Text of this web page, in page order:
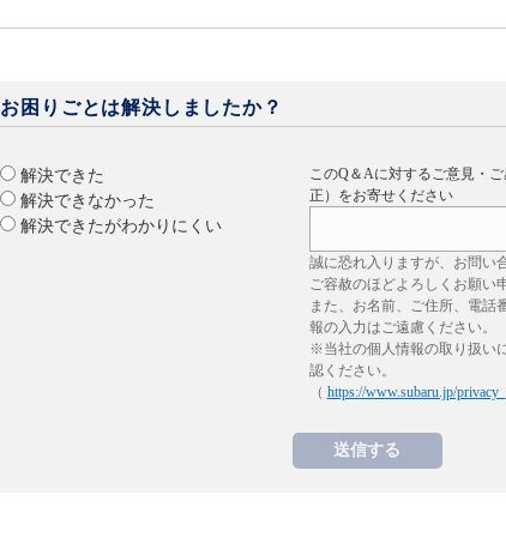
お困りごとは解決しましたか？
解決できた
解決できなかった
解決できたがわかりにくい
このQ＆Aに対するご意見・
正）をお寄せください
誠に恐れ入りますが、お問い
ご容赦のほどよろしくお願い
また、お名前、ご住所、電話
報の入力はご遠慮ください。
※当社の個人情報の取り扱い
認ください。
（ https://www.subaru.jp/